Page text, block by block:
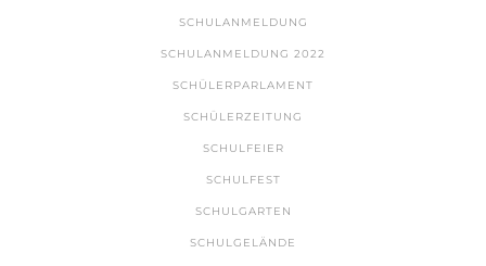
SCHULANMELDUNG
SCHULANMELDUNG 2022
SCHÜLERPARLAMENT
SCHÜLERZEITUNG
SCHULFEIER
SCHULFEST
SCHULGARTEN
SCHULGELÄNDE